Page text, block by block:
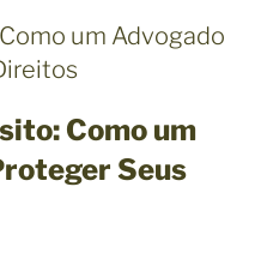
um Advogado
Como um
Seus